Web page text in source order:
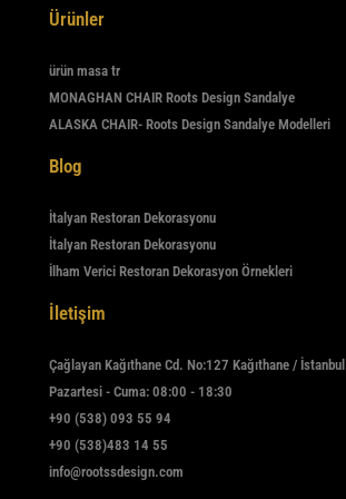
Ürünler
ürün masa tr
MONAGHAN CHAIR Roots Design Sandalye
ALASKA CHAIR- Roots Design Sandalye Modelleri
Blog
İtalyan Restoran Dekorasyonu
İtalyan Restoran Dekorasyonu
İlham Verici Restoran Dekorasyon Örnekleri
İletişim
Çağlayan Kağıthane Cd. No:127 Kağıthane / İstanbul
Pazartesi - Cuma: 08:00 - 18:30
+90 (538) 093 55 94
+90 (538)483 14 55
info@rootssdesign.com